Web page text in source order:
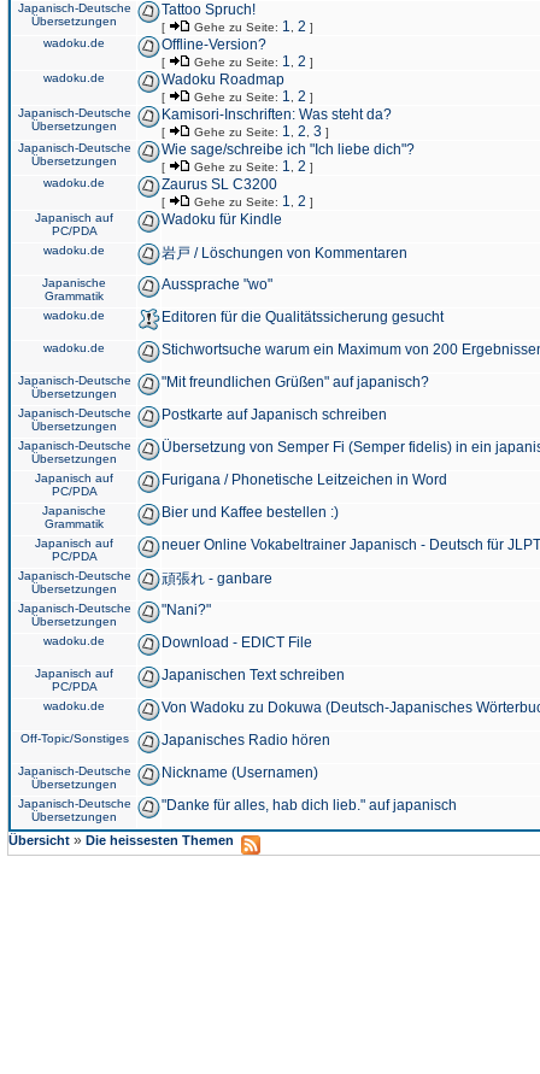
Japanisch-Deutsche
Übersetzungen
Tattoo Spruch!
[ Gehe zu Seite: 1 2 ]
wadoku.de
Offline-Version?
[ Gehe zu Seite: 1 2 ]
wadoku.de
Wadoku Roadmap
[ Gehe zu Seite: 1 2 ]
Japanisch-Deutsche
Übersetzungen
Kamisori-Inschriften: Was steht da?
[ Gehe zu Seite: 1 2 3 ]
Japanisch-Deutsche
Übersetzungen
Wie sage/schreibe ich "Ich liebe dich"?
[ Gehe zu Seite: 1 2 ]
wadoku.de
Zaurus SL C3200
[ Gehe zu Seite: 1 2 ]
Japanisch auf
PC/PDA
Wadoku für Kindle
wadoku.de 岩戸 / Löschungen von Kommentaren
Japanische
Grammatik
Aussprache "wo"
wadoku.de Editoren für die Qualitätssicherung gesucht
wadoku.de Stichwortsuche warum ein Maximum von 200
Japanisch-Deutsche
Übersetzungen
"Mit freundlichen Grüßen" auf japanisch?
Japanisch-Deutsche
Übersetzungen
Postkarte auf Japanisch schreiben
Japanisch-Deutsche
Übersetzungen
Übersetzung von Semper Fi (Semper fidelis) in ein
Japanisch auf
PC/PDA
Furigana / Phonetische Leitzeichen in Word
Japanische
Grammatik
Bier und Kaffee bestellen :)
Japanisch auf
PC/PDA
neuer Online Vokabeltrainer Japanisch - Deutsch für
Japanisch-Deutsche
Übersetzungen
頑張れ - ganbare
Japanisch-Deutsche
Übersetzungen
"Nani?"
wadoku.de Download - EDICT File
Japanisch auf
PC/PDA
Japanischen Text schreiben
wadoku.de Von Wadoku zu Dokuwa (Deutsch-Japanisches
Off-Topic/Sonstiges Japanisches Radio hören
Japanisch-Deutsche
Übersetzungen
Nickname (Usernamen)
Japanisch-Deutsche
Übersetzungen
"Danke für alles, hab dich lieb." auf japanisch
Übersicht » Die heissesten Themen